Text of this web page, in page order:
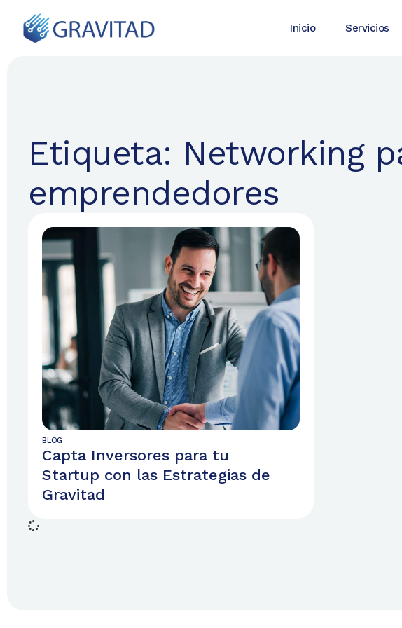
Inicio Servicios
Etiqueta: Networking
emprendedores
BLOG
Capta Inversores para tu
Startup con las Estrategias de
Gravitad